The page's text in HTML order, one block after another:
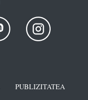
PUBLIZITATEA